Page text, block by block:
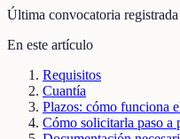
Última convocatoria registrada
En este artículo
Requisitos
Cuantía
Plazos: cómo funciona
Cómo solicitarla paso a